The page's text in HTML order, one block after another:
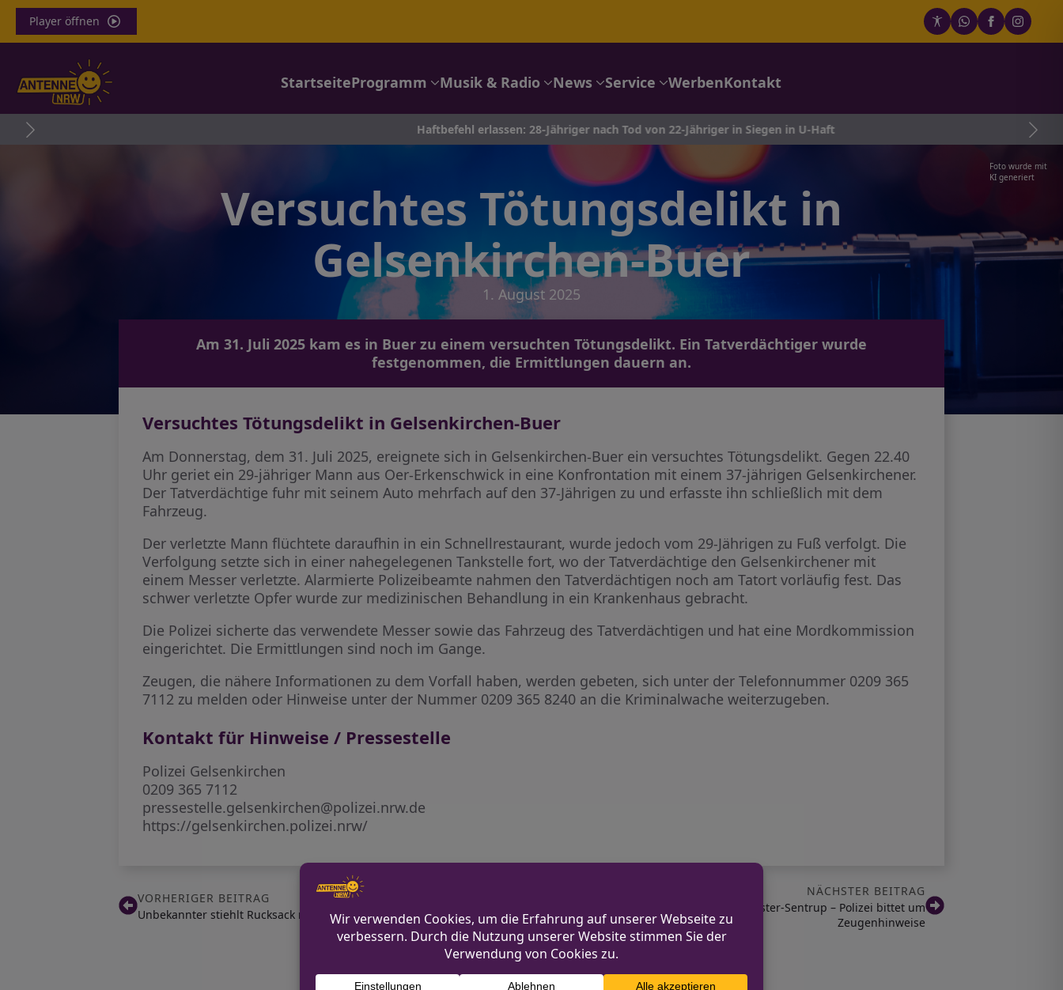
Player öffnen
StartseiteProgramm Musik & Radio News Service WerbenKontakt
Haftbefehl erlassen: 28-Jähriger nach Tod von 22-Jähriger in Siegen in U-Haft
Foto wurde mit
KI generiert
Versuchtes Tötungsdelikt in
Gelsenkirchen-Buer
1. August 2025
Am 31. Juli 2025 kam es in Buer zu einem versuchten Tötungsdelikt. Ein Tatverdächtiger wurde
festgenommen, die Ermittlungen dauern an.
Versuchtes Tötungsdelikt in Gelsenkirchen-Buer
Am Donnerstag, dem 31. Juli 2025, ereignete sich in Gelsenkirchen-Buer ein versuchtes Tötungsdelikt. Gegen 22.40
Uhr geriet ein 29-jähriger Mann aus Oer-Erkenschwick in eine Konfrontation mit einem 37-jährigen Gelsenkirchener.
Der Tatverdächtige fuhr mit seinem Auto mehrfach auf den 37-Jährigen zu und erfasste ihn schließlich mit dem
Fahrzeug.
Der verletzte Mann flüchtete daraufhin in ein Schnellrestaurant, wurde jedoch vom 29-Jährigen zu Fuß verfolgt. Die
Verfolgung setzte sich in einer nahegelegenen Tankstelle fort, wo der Tatverdächtige den Gelsenkirchener mit
einem Messer verletzte. Alarmierte Polizeibeamte nahmen den Tatverdächtigen noch am Tatort vorläufig fest. Das
schwer verletzte Opfer wurde zur medizinischen Behandlung in ein Krankenhaus gebracht.
Die Polizei sicherte das verwendete Messer sowie das Fahrzeug des Tatverdächtigen und hat eine Mordkommission
eingerichtet. Die Ermittlungen sind noch im Gange.
Zeugen, die nähere Informationen zu dem Vorfall haben, werden gebeten, sich unter der Telefonnummer 0209 365
7112 zu melden oder Hinweise unter der Nummer 0209 365 8240 an die Kriminalwache weiterzugeben.
Kontakt für Hinweise / Pressestelle
Polizei Gelsenkirchen
0209 365 7112
pressestelle.gelsenkirchen@polizei.nrw.de
https://gelsenkirchen.polizei.nrw/
VORHERIGER BEITRAG
Unbekannter stiehlt Rucksack mit Ipad aus Kofferraum – Zeugen gesucht
NÄCHSTER BEITRAG
Einbruch in Schule in Münster-Sentrup – Polizei bittet um
Zeugenhinweise